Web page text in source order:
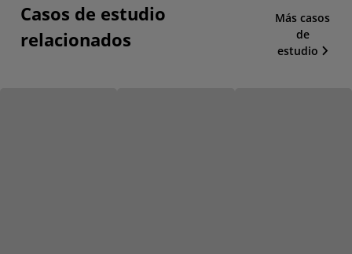
Casos de estudio
relacionados
Más casos
de
estudio